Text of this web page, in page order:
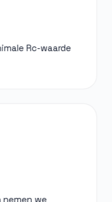
Rc-waarde
we